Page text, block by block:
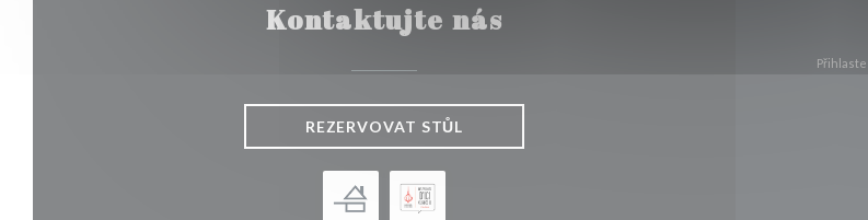
Kontaktujte nás
REZERVOVAT STŮL